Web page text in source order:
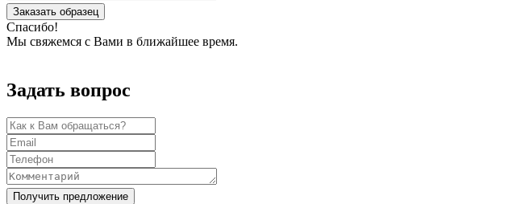
Заказать образец
Спасибо!
Мы свяжемся с Вами в ближайшее время.
Задать вопрос
Получить предложение